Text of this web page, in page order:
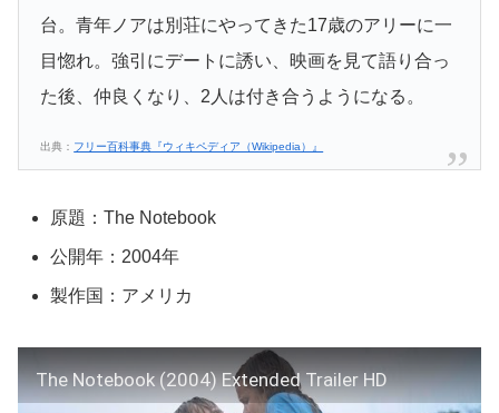
台。青年ノアは別荘にやってきた17歳のアリーに一
目惚れ。強引にデートに誘い、映画を見て語り合っ
た後、仲良くなり、2人は付き合うようになる。
出典： フリー百科事典『ウィキペディア（Wikipedia）』
原題：The Notebook
公開年：2004年
製作国：アメリカ
The Notebook (2004) Extended Trailer HD